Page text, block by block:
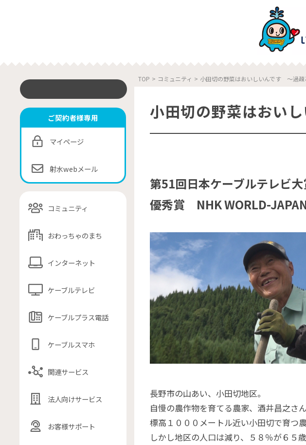
ご契約者様専用
マイページ
射水webメール
コミュニティ
おわっちゃのまち
インターネット
ケーブルテレビ
ケーブルプラス電話
ケーブルスマホ
関連サービス
法人向けサービス
お客様サポート
TOP > コミュニティ > 小田切の野菜はおいしいんです ～過疎
小田切の野菜はおい
第51回日本ケーブルテレビ
優秀賞 NHK WORLD-
長野市の山あい、小田切地区。
自慢の農作物を育てる農家、酒井昌之さ
標高１０００メートル近い小田切で育つ
しかし地区の人口は減り、５８％が６５歳